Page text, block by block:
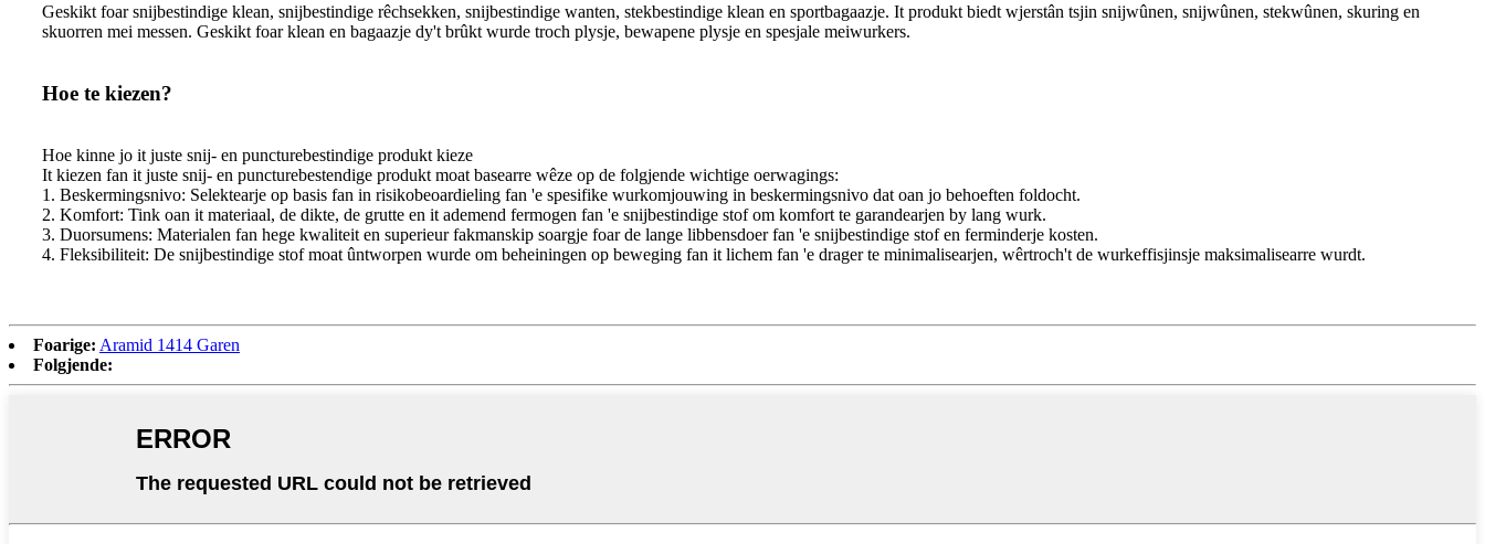
Geskikt foar snijbestindige klean, snijbestindige rêchsekken, snijbestindige wanten, stekbestindige klean en sportbagaazje. It produkt biedt wjerstân tsjin snijwûnen, snijwûnen, stekwûnen, skuring en
skuorren mei messen. Geskikt foar klean en bagaazje dy't brûkt wurde troch plysje, bewapene plysje en spesjale meiwurkers.
Hoe te kiezen?
Hoe kinne jo it juste snij- en puncturebestindige produkt kieze
It kiezen fan it juste snij- en puncturebestendige produkt moat basearre wêze op de folgjende wichtige oerwagings:
1. Beskermingsnivo: Selektearje op basis fan in risikobeoardieling fan 'e spesifike wurkomjouwing in beskermingsnivo dat oan jo behoeften foldocht.
2. Komfort: Tink oan it materiaal, de dikte, de grutte en it ademend fermogen fan 'e snijbestindige stof om komfort te garandearjen by lang wurk.
3. Duorsumens: Materialen fan hege kwaliteit en superieur fakmanskip soargje foar de lange libbensdoer fan 'e snijbestindige stof en ferminderje kosten.
4. Fleksibiliteit: De snijbestindige stof moat ûntworpen wurde om beheiningen op beweging fan it lichem fan 'e drager te minimalisearjen, wêrtroch't de wurkeffisjinsje maksimalisearre wurdt.
Foarige: Aramid 1414 Garen
Folgjende: